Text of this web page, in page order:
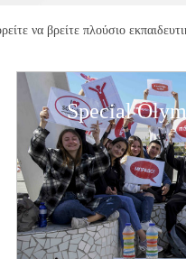
να βρείτε πλούσιο
Special